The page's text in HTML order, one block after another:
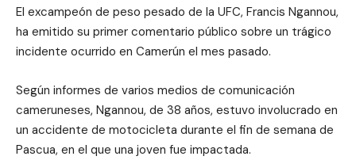
El excampeón de peso pesado de la UFC, Francis Ngannou,
ha emitido su primer comentario público sobre un trágico
incidente ocurrido en Camerún el mes pasado.
Según informes de varios medios de comunicación
cameruneses, Ngannou, de 38 años, estuvo involucrado en
un accidente de motocicleta durante el fin de semana de
Pascua, en el que una joven fue impactada.